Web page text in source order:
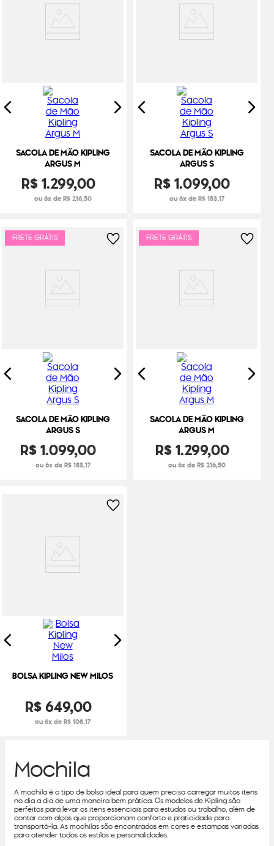
SACOLA DE MÃO KIPLING
ARGUS M
R$1.299,00
ou 6x de R$ 216,50
SACOLA DE MÃO KIPLING
ARGUS S
R$1.099,00
ou 6x de R$ 183,17
FRETE GRÁTIS
SACOLA DE MÃO KIPLING
ARGUS S
R$1.099,00
ou 6x de R$ 183,17
FRETE GRÁTIS
SACOLA DE MÃO KIPLING
ARGUS M
R$1.299,00
ou 6x de R$ 216,50
BOLSA KIPLING NEW MILOS
R$ 649,00
ou 6x de R$ 108,17
Mochila
A mochila é o tipo de bolsa ideal para quem precisa carregar muitos itens
no dia a dia de uma maneira bem prática. Os modelos de Kipling são
perfeitos para levar os itens essenciais para estudos ou trabalho, além de
contar com alças que proporcionam conforto e praticidade para
transportá-la. As mochilas são encontradas em cores e estampas variadas
para atender todos os estilos e personalidades.